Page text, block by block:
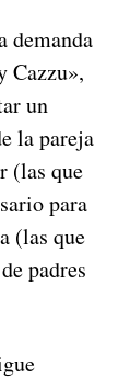
demanda
Cazzu»,
un
la pareja
(las que
para
(las que
padres